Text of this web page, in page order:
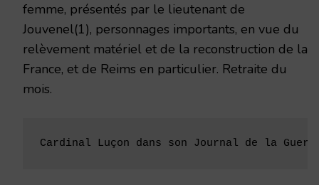
femme, présentés par le lieutenant de
Jouvenel(1), personnages importants, en vue du
relèvement matériel et de la reconstruction de la
France, et de Reims en particulier. Retraite du
mois.
Cardinal Luçon dans son Journal de la